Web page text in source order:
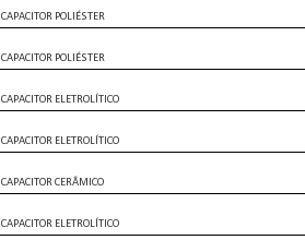
CAPACITOR POLIÉSTER
CAPACITOR POLIÉSTER
CAPACITOR ELETROLÍTICO
CAPACITOR ELETROLÍTICO
CAPACITOR CERÂMICO
CAPACITOR ELETROLÍTICO